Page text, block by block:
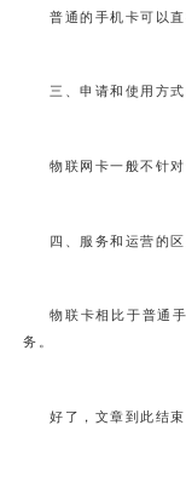
普通的手机卡可以
三、申请和使用方
物联网卡一般不针
四、服务和运营的
物联卡相比于普通
务。
好了，文章到此结